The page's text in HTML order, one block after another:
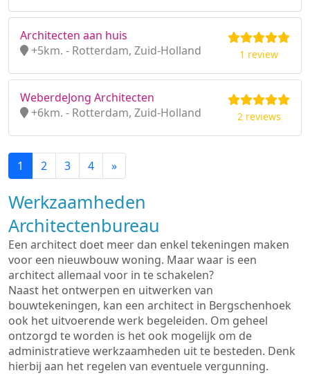
Architecten aan huis
+5km. - Rotterdam, Zuid-Holland
1 review
WeberdeJong Architecten
+6km. - Rotterdam, Zuid-Holland
2 reviews
1 2 3 4 »
Werkzaamheden
Architectenbureau
Een architect doet meer dan enkel tekeningen maken
voor een nieuwbouw woning. Maar waar is een
architect allemaal voor in te schakelen?
Naast het ontwerpen en uitwerken van
bouwtekeningen, kan een architect in Bergschenhoek
ook het uitvoerende werk begeleiden. Om geheel
ontzorgd te worden is het ook mogelijk om de
administratieve werkzaamheden uit te besteden. Denk
hierbij aan het regelen van eventuele vergunning.